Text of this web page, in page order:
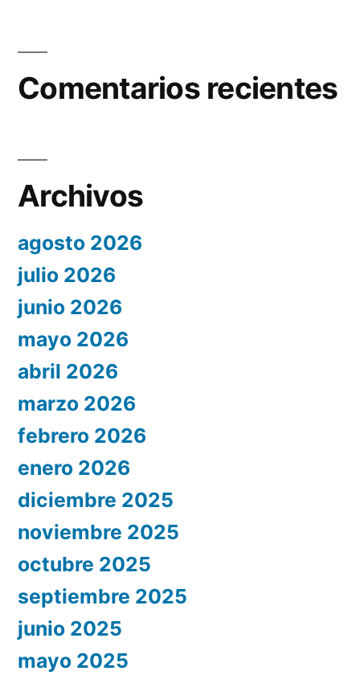
Comentarios recientes
Archivos
agosto 2026
julio 2026
junio 2026
mayo 2026
abril 2026
marzo 2026
febrero 2026
enero 2026
diciembre 2025
noviembre 2025
octubre 2025
septiembre 2025
junio 2025
mayo 2025